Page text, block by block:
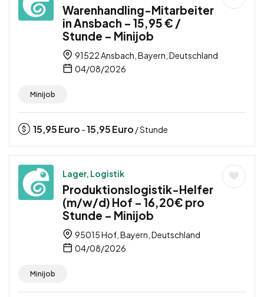
Warenhandling-Mitarbeiter
in Ansbach – 15,95 € /
Stunde – Minijob
91522 Ansbach, Bayern, Deutschland
04/08/2026
Minijob
15,95Euro -15,95Euro / Stunde
Lager, Logistik
Produktionslogistik-Helfer
(m/w/d) Hof – 16,20€ pro
Stunde – Minijob
95015 Hof, Bayern, Deutschland
04/08/2026
Minijob